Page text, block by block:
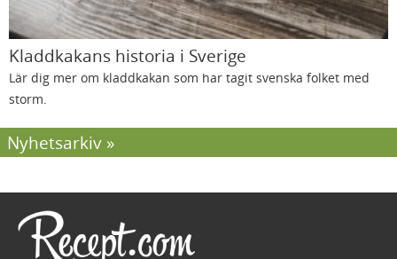
Kladdkakans historia i Sverige
Lär dig mer om kladdkakan som har tagit svenska folket med
storm.
Nyhetsarkiv